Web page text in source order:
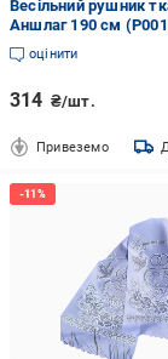
Весільний рушник
Аншлаг 190 см
оцінити
314 ₴/шт.
Привеземо